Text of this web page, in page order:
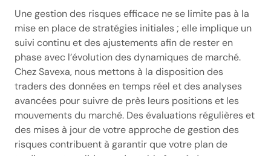
Une gestion des risques efficace ne se limite pas à la
mise en place de stratégies initiales ; elle implique un
suivi continu et des ajustements afin de rester en
phase avec l’évolution des dynamiques de marché.
Chez Savexa, nous mettons à la disposition des
traders des données en temps réel et des analyses
avancées pour suivre de près leurs positions et les
mouvements du marché. Des évaluations régulières et
des mises à jour de votre approche de gestion des
risques contribuent à garantir que votre plan de